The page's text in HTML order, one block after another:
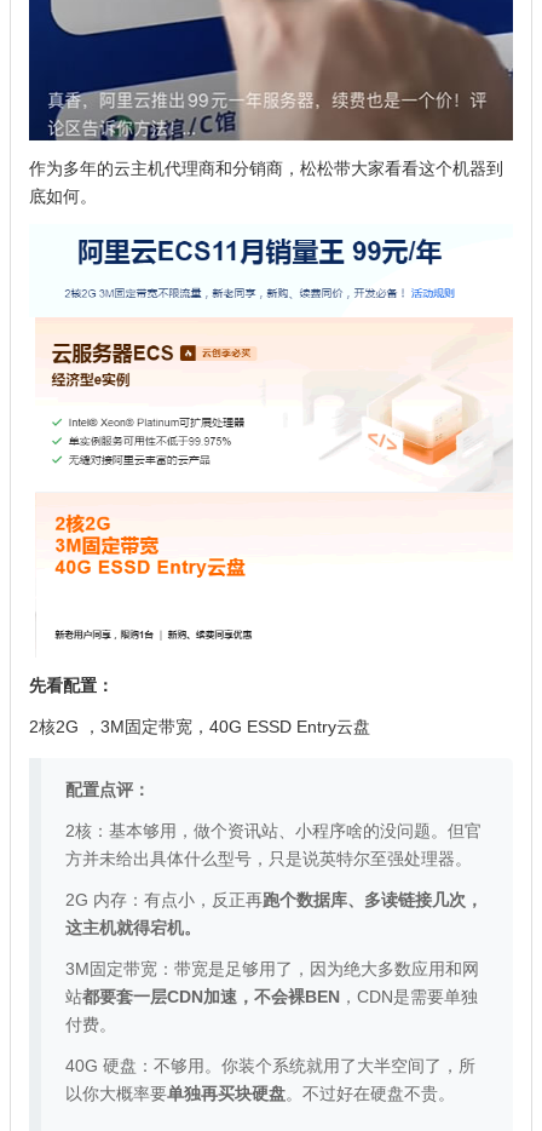
作为多年的云主机代理商和分销商，松松带大家看看这个机器到
底如何。
先看配置：
2核2G ，3M固定带宽，40G ESSD Entry云盘
配置点评：
2核：基本够用，做个资讯站、小程序啥的没问题。但官
方并未给出具体什么型号，只是说英特尔至强处理器。
2G 内存：有点小，反正再跑个数据库、多读链接几次，
这主机就得宕机。
3M固定带宽：带宽是足够用了，因为绝大多数应用和网
站都要套一层CDN加速，不会裸BEN ，CDN是需要单独
付费。
40G 硬盘：不够用。你装个系统就用了大半空间了，所
以你大概率要单独再买块硬盘。不过好在硬盘不贵。